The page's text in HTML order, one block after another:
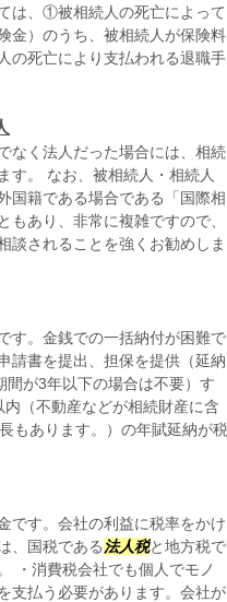
は、①被相続人の死亡によって
金）のうち、被相続人が保険料
の死亡により支払われる退職手
なく法人だった場合には、相続
す。 なお、被相続人・相続人
国籍である場合である「国際相
あり、非常に複雑ですので、
談されることを強くお勧めしま
す。金銭での一括納付が困難で
請書を提出、担保を提供（延納
が3年以下の場合は不要）す
（不動産などが相続財産に含
もあります。）の年賦延納が税
です。会社の利益に税率をかけ
、国税である 法人税と地方税で
・消費税会社でも個人でモノ
支払う必要があります。会社が